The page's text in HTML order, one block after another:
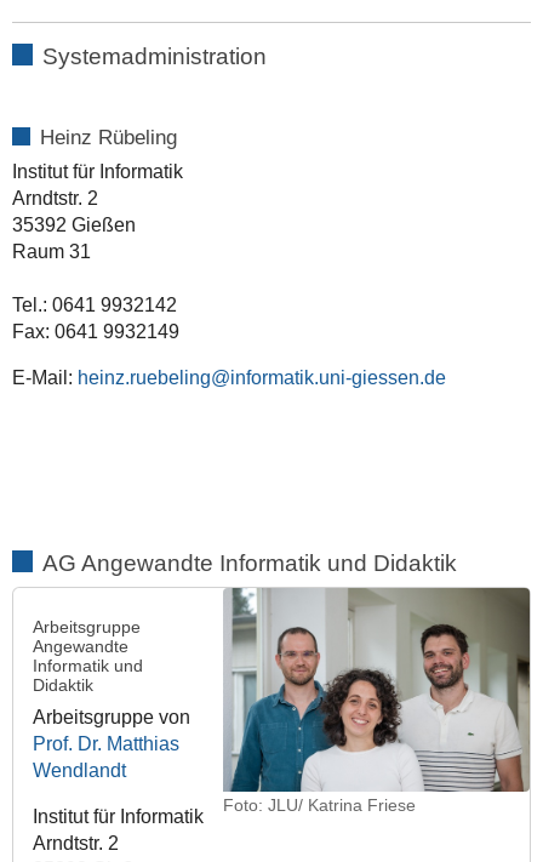
Systemadministration
Heinz Rübeling
Institut für Informatik
Arndtstr. 2
35392 Gießen
Raum 31
Tel.: 0641 9932142
Fax: 0641 9932149
E-Mail: heinz.ruebeling
AG Angewandte Informatik und Didaktik
Foto: JLU/ Katrina Friese
Arbeitsgruppe
Angewandte
Informatik und
Didaktik
Arbeitsgruppe von
Prof. Dr. Matthias
Wendlandt
Institut für Informatik
Arndtstr. 2